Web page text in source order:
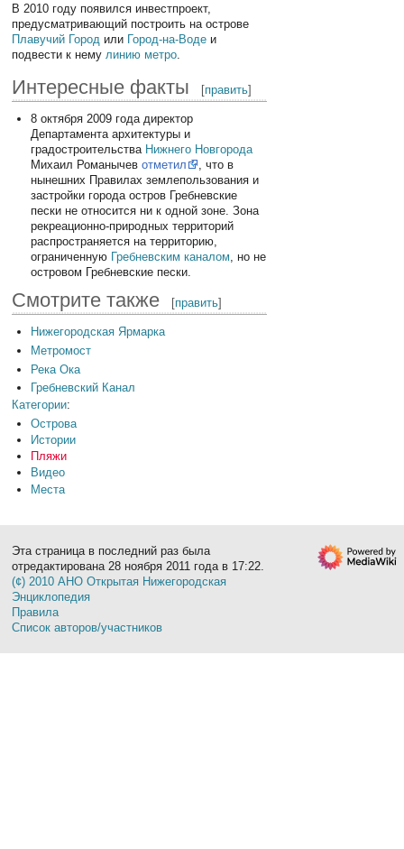
В 2010 году появился инвестпроект,
предусматривающий построить на острове
Плавучий Город или Город-на-Воде и
подвести к нему линию метро
Интересные факты [править]
8 октября 2009 года директор
Департамента архитектуры и
градостроительства Нижнего Новгорода
Михаил Романычев отметил
, что в
нынешних Правилах землепользования и
застройки города остров Гребневские
пески не относится ни к одной зоне. Зона
рекреационно-природных территорий
распространяется на территорию,
ограниченную Гребневским каналом , но не
островом Гребневские пески.
Смотрите также [править]
Нижегородская Ярмарка
Метромост
Река Ока
Гребневский Канал
Категории:
Острова
Истории
Пляжи
Видео
Места
Эта страница в последний раз была
отредактирована 28 ноября 2011 года в 17:22.
(¢) 2010 АНО Открытая Нижегородская
Энциклопедия
Правила
Список авторов/участников